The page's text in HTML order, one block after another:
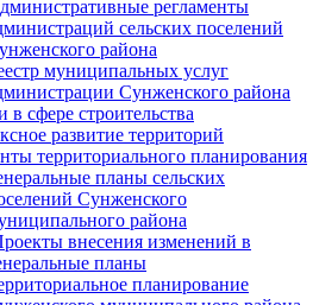
регламенты
сельских поселений
района
муниципальных услуг
Сунженского района
в сфере строительства
развитие территорий
территориального планирования
планы сельских
Сунженского
района
внесения изменений в
планы
планирование